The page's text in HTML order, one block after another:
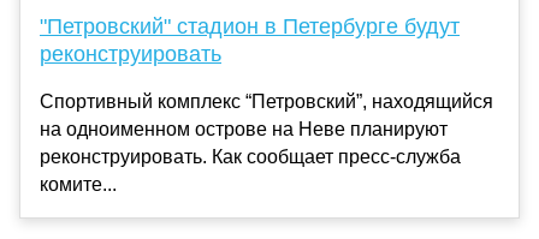
"Петровский" стадион в Петербурге будут
реконструировать
Спортивный комплекс “Петровский”, находящийся
на одноименном острове на Неве планируют
реконструировать. Как сообщает пресс-служба
комите...